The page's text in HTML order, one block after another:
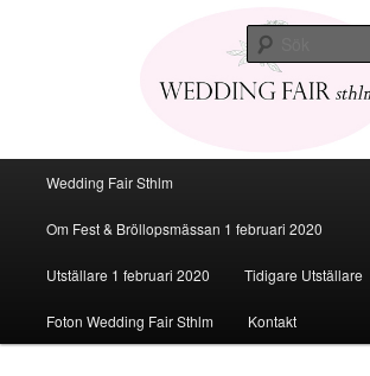
Bröllopsmässa
Hoppa
till
huvudinnehåll
Wedding Fair Sthlm
Om Fest & Bröllopsmässan 1 februari 2020
Utställare 1 februari 2020 Tidigare Utställare
Foton Wedding Fair Sthlm Kontakt